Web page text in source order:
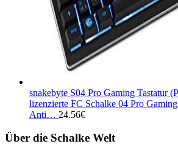
snakebyte S04 Pro Gaming Tastatur
lizenzierte FC Schalke 04 Pro
Anti… 24.56€
Über die Schalke Welt